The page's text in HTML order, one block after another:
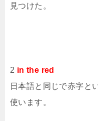
見つけた。
2 in the red
日本語と同じで赤字と
使います。